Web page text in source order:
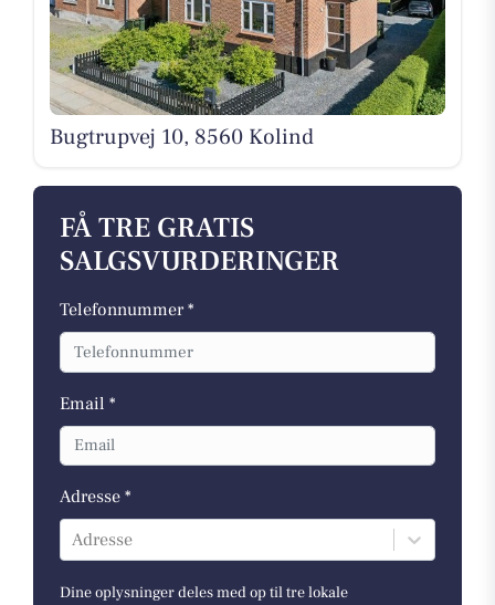
Bugtrupvej 10, 8560 Kolind
FÅ TRE GRATIS
SALGSVURDERINGER
Telefonnummer *
Email *
Adresse *
Adresse
Dine oplysninger deles med op til tre lokale